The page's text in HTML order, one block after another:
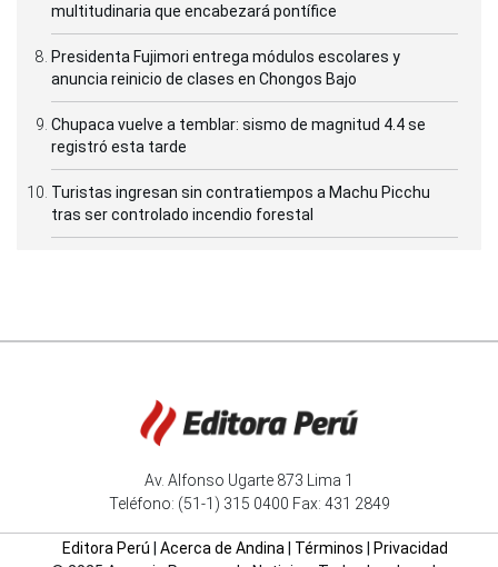
multitudinaria que encabezará pontífice
Presidenta Fujimori entrega módulos escolares y
anuncia reinicio de clases en Chongos Bajo
Chupaca vuelve a temblar: sismo de magnitud 4.4 se
registró esta tarde
Turistas ingresan sin contratiempos a Machu Picchu
tras ser controlado incendio forestal
Av. Alfonso Ugarte 873 Lima 1
Teléfono: (51-1) 315 0400 Fax: 431 2849
Editora Perú Acerca de Andina Términos
Privacidad